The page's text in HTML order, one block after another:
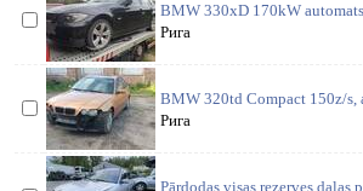
BMW 330xD 170kW
Рига
BMW 320td Compact 150z/s,
Рига
Pārdodas visas rezerves